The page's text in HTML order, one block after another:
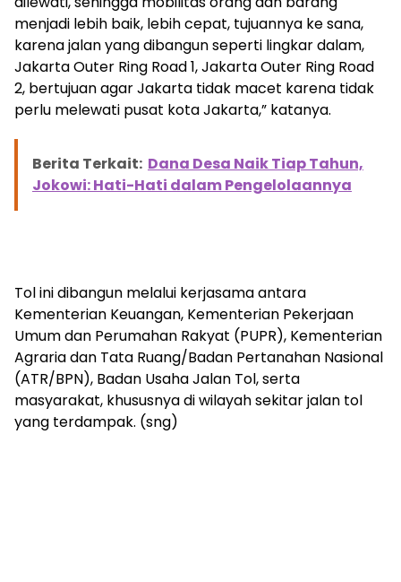
menjadi lebih baik, lebih cepat, tujuannya ke sana,
karena jalan yang dibangun seperti lingkar dalam,
Jakarta Outer Ring Road 1, Jakarta Outer Ring Road
2, bertujuan agar Jakarta tidak macet karena tidak
perlu melewati pusat kota Jakarta,” katanya.
Berita Terkait: Dana Desa Naik Tiap Tahun,
Jokowi: Hati-Hati dalam Pengelolaannya
Tol ini dibangun melalui kerjasama antara
Kementerian Keuangan, Kementerian Pekerjaan
Umum dan Perumahan Rakyat (PUPR), Kementerian
Agraria dan Tata Ruang/Badan Pertanahan Nasional
(ATR/BPN), Badan Usaha Jalan Tol, serta
masyarakat, khususnya di wilayah sekitar jalan tol
yang terdampak. (sng)